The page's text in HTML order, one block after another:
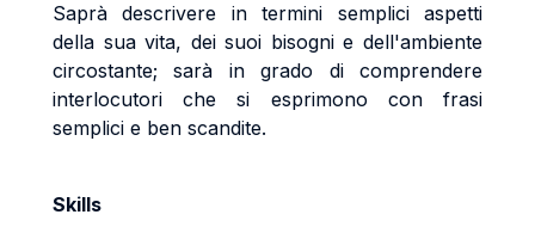
Saprà descrivere in termini semplici aspetti
della sua vita, dei suoi bisogni e dell'ambiente
circostante; sarà in grado di comprendere
interlocutori che si esprimono con frasi
semplici e ben scandite.
Skills